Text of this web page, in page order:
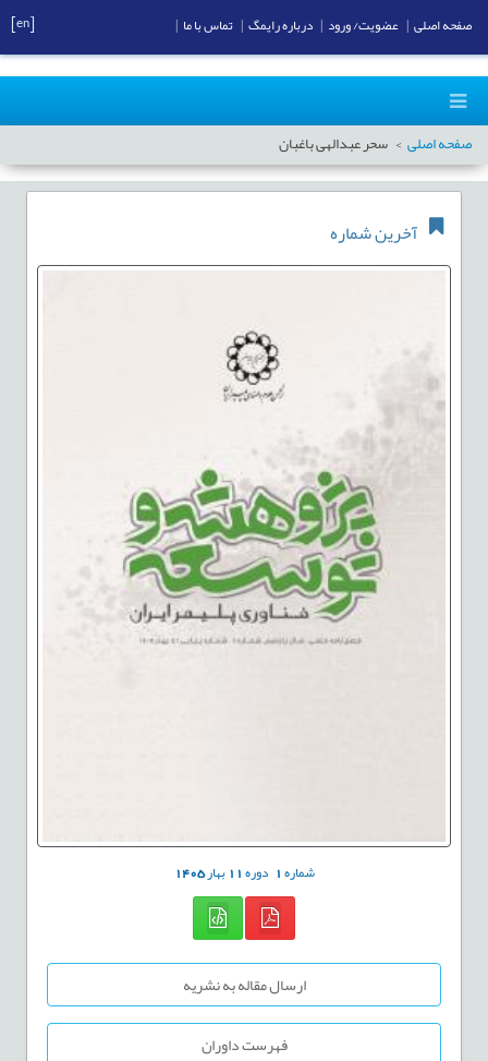
صفحه اصلی سحر عبدالهی باغبان
آخرین شماره
شماره1 دوره11بهار1405
ارسال مقاله به نشریه
فهرست داوران
صفحه اصلی عضویت/ ورود درباره رایمگ تماس با ما